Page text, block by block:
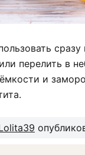
сразу
перелить в
и